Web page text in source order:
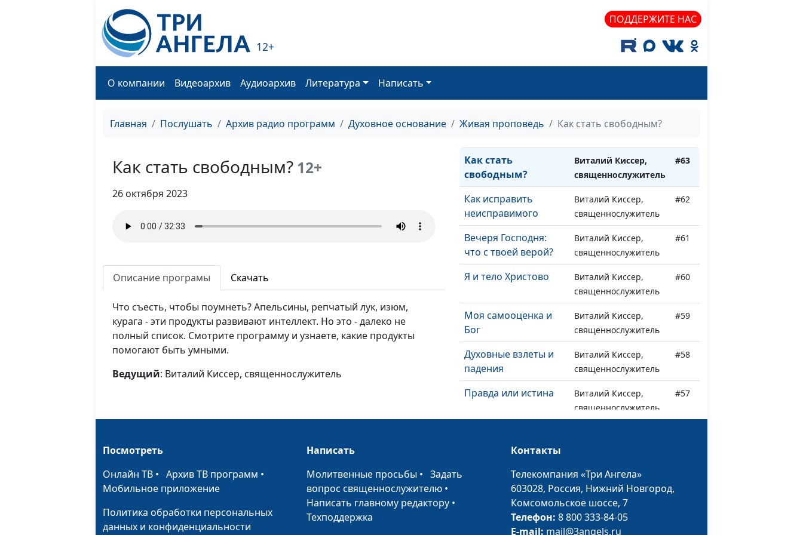
12+
ПОДДЕРЖИТЕ НАС
О компании Видеоархив Аудиоархив Литература Написать
Главная Послушать Архив радио программ Духовное основание Живая проповедь Как стать свободным?
Как стать свободным? 12+
26 октября 2023
Описание програмы Скачать
Что съесть, чтобы поумнеть? Апельсины, репчатый лук, изюм,
курага - эти продукты развивают интеллект. Но это - далеко не
полный список. Смотрите программу и узнаете, какие продукты
помогают быть умными.
Ведущий: Виталий Киссер, священнослужитель
Александр Синицын,
священнослужитель
#66
Последний кризис:
молитесь
Дмитрий Булатов,
#65
Пойдем в церковь!
Виталий Киссер,
Как стать
свободным?
Виталий Киссер,
священнослужитель
#63
Как исправить
неисправимого
Виталий Киссер,
священнослужитель
#62
Вечеря Господня:
что с твоей верой?
Виталий Киссер,
священнослужитель
#61
Я и тело Христово
Виталий Киссер,
священнослужитель
#60
Моя самооценка и
Бог
Виталий Киссер,
священнослужитель
#59
Духовные взлеты и
падения
Виталий Киссер,
священнослужитель
#58
Правда или истина
Виталий Киссер,
священнослужитель
#57
Бог и сегодня
Виталий Киссер,
священнослужитель
Побеждающим дам
Царство Божье
Виталий Киссер,
священнослужитель
Посмотреть
Онлайн ТВ • Архив ТВ программ •
Мобильное приложение
Политика обработки персональных
данных и конфиденциальности
Написать
Молитвенные просьбы •Задать
вопрос священнослужителю •
Написать главному редактору •
Техподдержка
Контакты
Телекомпания «Три Ангела»
603028, Россия, Нижний Новгород,
Комсомольское шоссе, 7
Телефон: 8 800 333-84-05
E-mail: mail@3angels.ru